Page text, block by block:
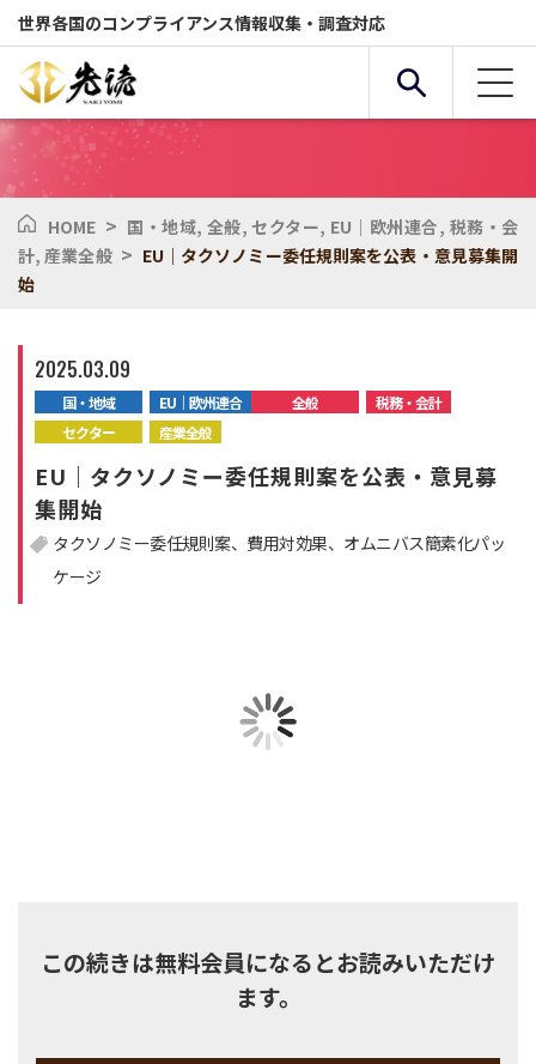
世界各国のコンプライアンス情報収集・調査対応
複合条件検索
全般 セクター
化学物質 環境
注目領域
HOME > 国・地域, 全般, セクター, EU｜欧州連合, 税務・会
計, 産業全般 > EU｜タクソノミー委任規則案を公表・意見募集開
始
2025.03.09
国・地域 EU｜欧州連合 全般
税務・会計
セクター
産業全般
EU｜タクソノミー委任規則案を公表・意見募
集開始
タクソノミー委任規則案 費用対効果
オムニバス簡素化パッ
ケージ
この続きは無料会員になるとお読みいただけ
ます。